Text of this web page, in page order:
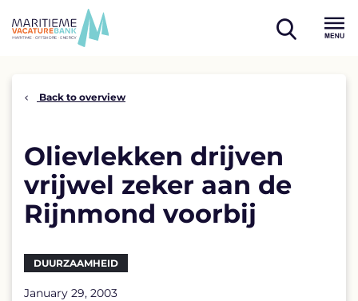
open
Back to overview
Olievlekken drijven
vrijwel zeker aan de
Rijnmond voorbij
DUURZAAMHEID
January 29, 2003